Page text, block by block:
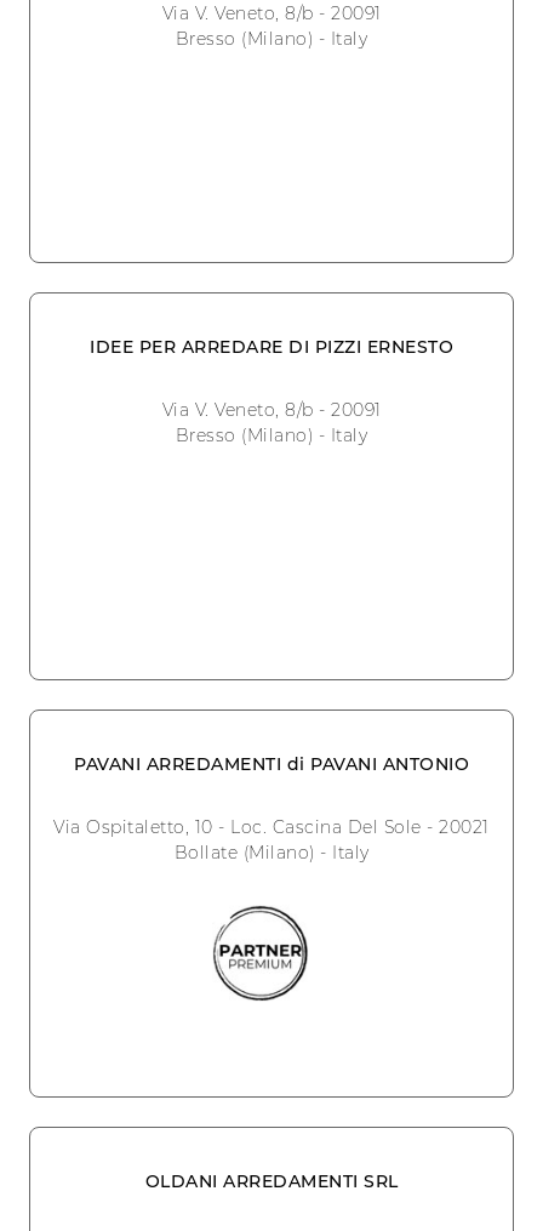
Via V. Veneto, 8/b - 20091
Bresso (Milano) - Italy
IDEE PER ARREDARE DI PIZZI ERNESTO
Via V. Veneto, 8/b - 20091
Bresso (Milano) - Italy
PAVANI ARREDAMENTI di PAVANI ANTONIO
Via Ospitaletto, 10 - Loc. Cascina Del Sole - 20021
Bollate (Milano) - Italy
OLDANI ARREDAMENTI SRL